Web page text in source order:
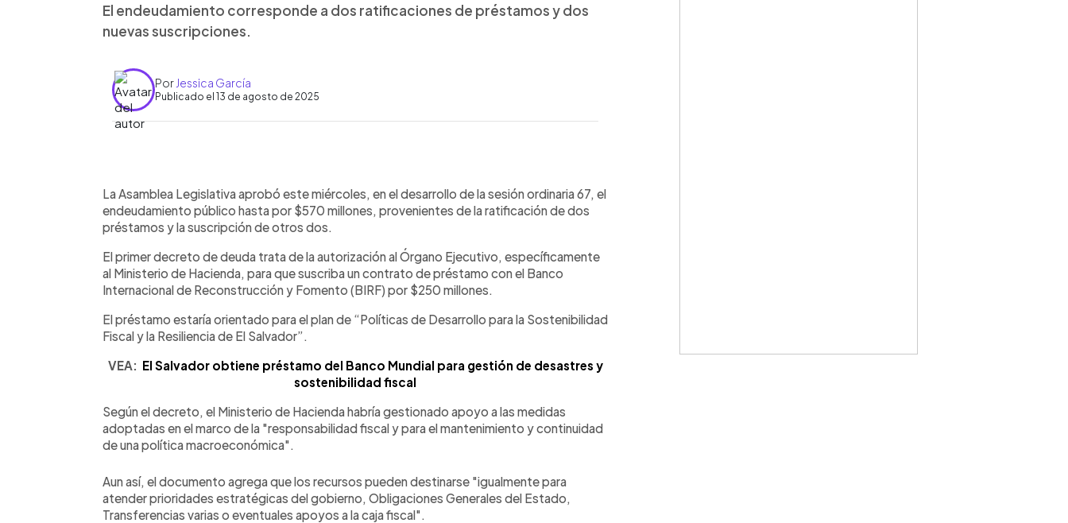
El endeudamiento corresponde a dos ratificaciones de préstamos y dos
nuevas suscripciones.
Por Jessica García
Publicado el 13 de agosto de 2025
► Escuchar artículo
La Asamblea Legislativa aprobó este miércoles, en el desarrollo de la sesión ordinaria 67, el
endeudamiento público hasta por $570 millones, provenientes de la ratificación de dos
préstamos y la suscripción de otros dos.
El primer decreto de deuda trata de la autorización al Órgano Ejecutivo, específicamente
al Ministerio de Hacienda, para que suscriba un contrato de préstamo con el Banco
Internacional de Reconstrucción y Fomento (BIRF) por $250 millones.
El préstamo estaría orientado para el plan de “Políticas de Desarrollo para la Sostenibilidad
Fiscal y la Resiliencia de El Salvador”.
VEA: El Salvador obtiene préstamo del Banco Mundial para gestión de desastres y
sostenibilidad fiscal
Según el decreto, el Ministerio de Hacienda habría gestionado apoyo a las medidas
adoptadas en el marco de la "responsabilidad fiscal y para el mantenimiento y continuidad
de una política macroeconómica".
Aun así, el documento agrega que los recursos pueden destinarse "igualmente para
atender prioridades estratégicas del gobierno, Obligaciones Generales del Estado,
Transferencias varias o eventuales apoyos a la caja fiscal".